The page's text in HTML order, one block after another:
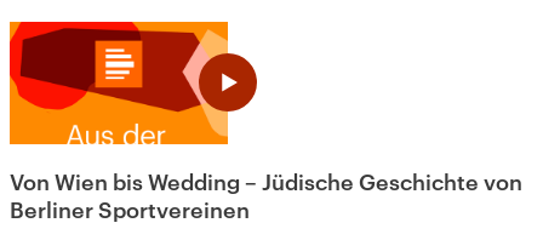
Von Wien bis Wedding – Jüdische Geschichte von
Berliner Sportvereinen